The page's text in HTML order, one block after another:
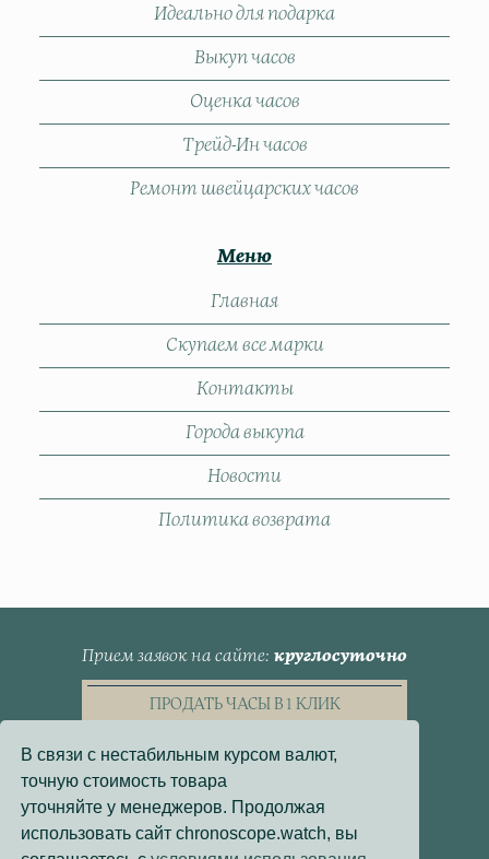
Идеально для подарка
Выкуп часов
Оценка часов
Трейд-Ин часов
Ремонт швейцарских часов
Меню
Главная
Скупаем все марки
Контакты
Города выкупа
Новости
Политика возврата
Прием заявок на сайте круглосуточно
ПРОДАТЬ ЧАСЫ В 1 КЛИК
Пользовательское Соглашение
В связи с нестабильным курсом валют,
точную стоимость товара
уточняйте у менеджеров. Продолжая
использовать сайт chronoscope.watch, вы